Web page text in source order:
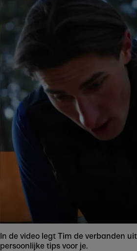
In de video legt Tim de verbanden
persoonlijke tips voor je.